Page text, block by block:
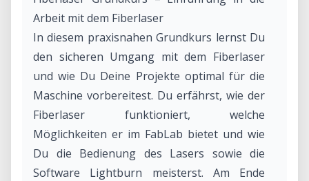
Arbeit mit dem Fiberlaser
In diesem praxisnahen Grundkurs lernst Du
den sicheren Umgang mit dem Fiberlaser
und wie Du Deine Projekte optimal für die
Maschine vorbereitest. Du erfährst, wie der
Fiberlaser funktioniert, welche
Möglichkeiten er im FabLab bietet und wie
Du die Bedienung des Lasers sowie die
Software Lightburn meisterst. Am Ende